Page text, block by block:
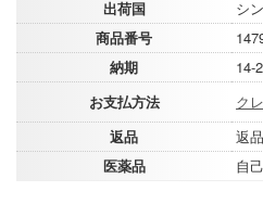
出荷国
シ
商品番号
納期
14-
お支払方法
ク
返品
返
医薬品
自